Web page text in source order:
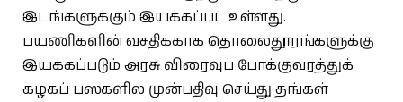
இடங்களுக்கும் இயக்கப்பட உள்ளது.
பயணிகளின் வசதிக்காக தொலைதூரங்களுக்கு
இயக்கப்படும் அரசு விரைவுப் போக்குவரத்துக்
கழகப் பஸ்களில் முன்பதிவு செய்து தங்கள்